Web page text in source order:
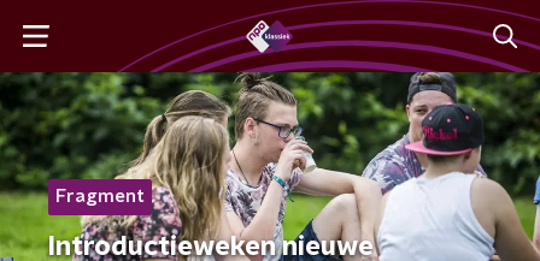
Fragment
Introductieweken nieuwe